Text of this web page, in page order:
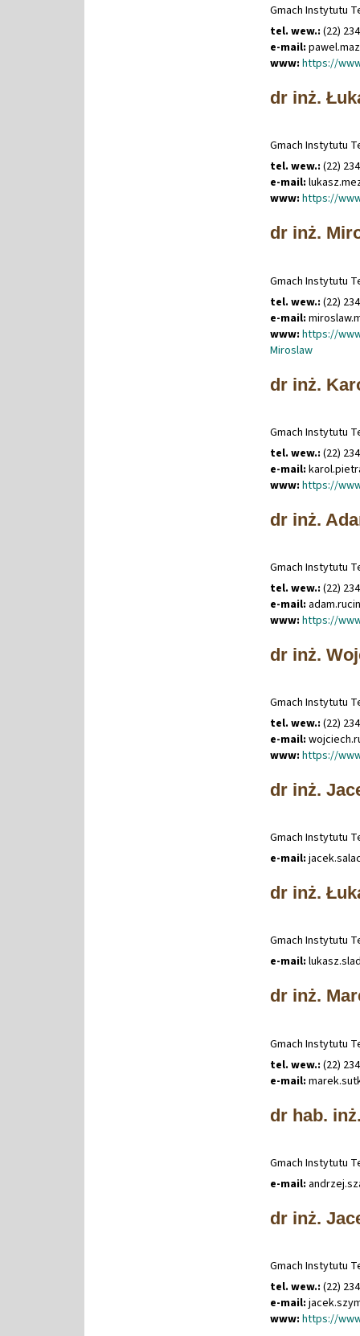
Gmach Instytutu
tel. wew.: (22)
e-mail: pawel.
www: https://
dr inż.
Gmach Instytutu
tel. wew.: (22)
e-mail: lukasz.
www: https://
dr inż.
Gmach Instytutu
tel. wew.: (22)
e-mail: miroslaw.
www: https://
Miroslaw
dr inż.
Gmach Instytutu
tel. wew.: (22)
e-mail: karol.
www: https://
dr inż.
Gmach Instytutu
tel. wew.: (22)
e-mail: adam.
www: https://
dr inż.
Gmach Instytutu
tel. wew.: (22)
e-mail: wojciech.
www: https://
dr inż.
Gmach Instytutu
e-mail: jacek.
dr inż.
Gmach Instytutu
e-mail: lukasz.
dr inż.
Gmach Instytutu
tel. wew.: (22)
e-mail: marek.
dr hab.
Gmach Instytutu
e-mail: andrzej.
dr inż.
Gmach Instytutu
tel. wew.: (22)
e-mail: jacek.
www: https://